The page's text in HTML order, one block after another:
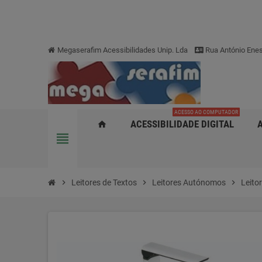
Megaserafim Acessibilidades Unip. Lda Rua António
view_headline
home ACESSIBILIDADE DIGITAL
ACESSO AO COMPUTADOR
chevron_right Leitores de Textos chevron_right Leitores Autónomos chevron_right